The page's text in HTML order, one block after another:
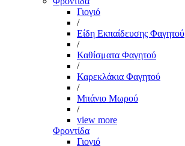
Γιογιό
/
Είδη Εκπαίδευσης Φαγητού
/
Καθίσματα Φαγητού
/
Καρεκλάκια Φαγητού
/
Μπάνιο Μωρού
/
view more
Φροντίδα
Γιογιό